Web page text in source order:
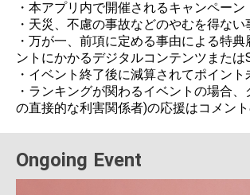
・本アプリ内で開催されるキャンペー
・天災、不慮の事故などのやむを得な
・万が一、前項に定める事由による特
ントにかかるデジタルコンテンツまた
・イベント終了後に減算されてポイン
・ランキングが関わるイベントの場合
の直接的な利害関係者)の応援はコメン
Ongoing Event